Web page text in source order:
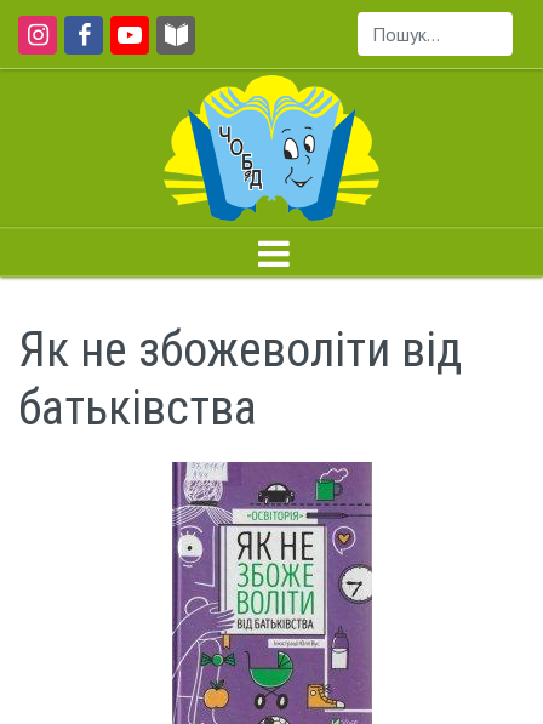
Пошук...
Як не збожеволіти від
батьківства